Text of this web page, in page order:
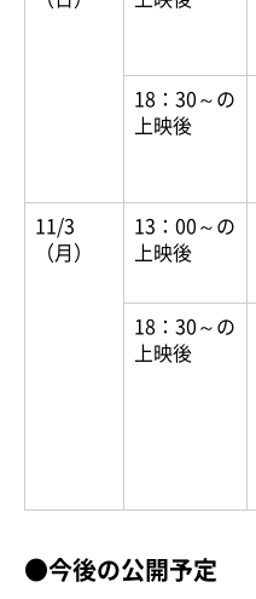
18：30～の
上映後
11/3
（月）
13：00～の
上映後
18：30～の
上映後
●今後の公開予定